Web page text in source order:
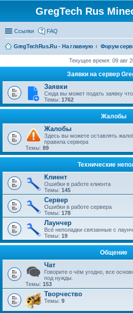
GregTech Rus
Ссылки FAQ
GregTechRus.Ru - На главную
Текущее время: 09 авг
Заявки на сервер
Заявки
Сюда вы может подать заявку
Темы: 1762
Жалобы
Жалобы
Здесь вы можете оставлять
правила сервера
Темы: 89
Технические
Клиент
Ошибки в работе клиента
Темы: 145
Сервер
Ошибки в работе сервера
Темы: 178
Лаунчер
Всё неполадки связанные с
Темы: 19
Общение
Чат
Говорите о чём угодно, все
под нужды.
Темы: 153
Творчество
Темы: 9